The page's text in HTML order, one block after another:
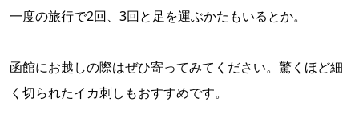
一度の旅行で2回、3回と足を運ぶかたもいるとか。
函館にお越しの際はぜひ寄ってみてください。驚くほど細
く切られたイカ刺しもおすすめです。